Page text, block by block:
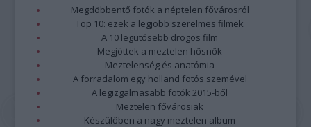
Megdöbbentő fotók a néptelen fővárosról
Top 10: ezek a legjobb szerelmes filmek
A 10 legütősebb drogos film
Megjöttek a meztelen hősnők
Meztelenség és anatómia
A forradalom egy holland fotós szemével
A legizgalmasabb fotók 2015-ből
Meztelen fővárosiak
Készülőben a nagy meztelen album